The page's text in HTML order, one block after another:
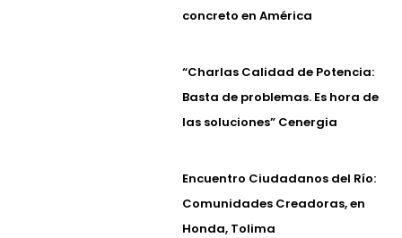
concreto en América
“Charlas Calidad de Potencia:
Basta de problemas. Es hora de
las soluciones” Cenergia
Encuentro Ciudadanos del Río:
Comunidades Creadoras, en
Honda, Tolima